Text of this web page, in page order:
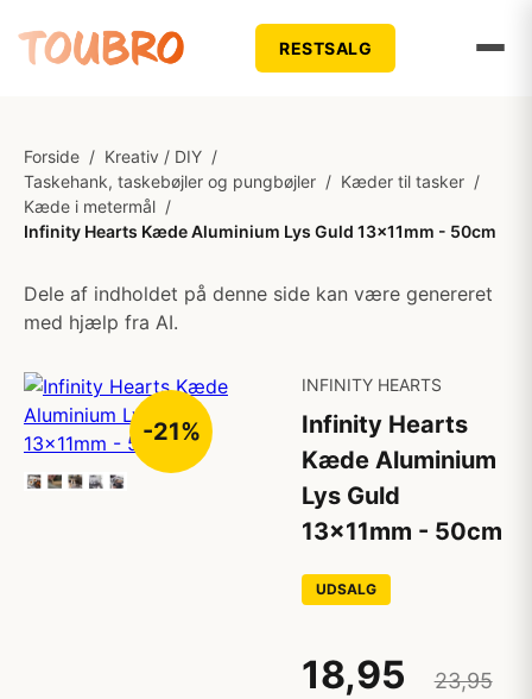
RESTSALG
Forside / Kreativ / DIY /
Taskehank, taskebøjler og pungbøjler / Kæder til tasker /
Kæde i metermål /
Infinity Hearts Kæde Aluminium Lys Guld 13x11mm - 50cm
Dele af indholdet på denne side kan være genereret
med hjælp fra AI.
-21%
INFINITY HEARTS
Infinity Hearts
Kæde Aluminium
Lys Guld
13x11mm - 50cm
UDSALG
18,95
23,95